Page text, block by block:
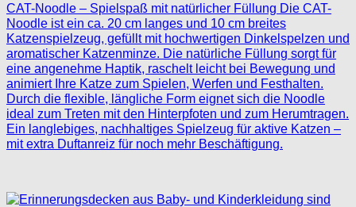
CAT-Noodle – Spielspaß mit natürlicher Füllung Die CAT-
Noodle ist ein ca. 20 cm langes und 10 cm breites
Katzenspielzeug, gefüllt mit hochwertigen Dinkelspelzen und
aromatischer Katzenminze. Die natürliche Füllung sorgt für
eine angenehme Haptik, raschelt leicht bei Bewegung und
animiert Ihre Katze zum Spielen, Werfen und Festhalten.
Durch die flexible, längliche Form eignet sich die Noodle
ideal zum Treten mit den Hinterpfoten und zum Herumtragen.
Ein langlebiges, nachhaltiges Spielzeug für aktive Katzen –
mit extra Duftanreiz für noch mehr Beschäftigung.